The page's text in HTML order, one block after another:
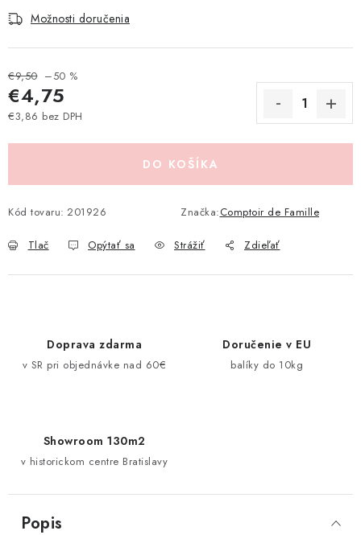
Návod na údržbu nábytku
Možnosti doručenia
€9,50 –50 %
€4,75
€3,86 bez DPH
DO KOŠÍKA
Kód tovaru: 201926 Značka:Comptoir de Famille
Tlač Opýtať sa Strážiť Zdieľať
Doprava zdarma
v SR pri objednávke nad 60€
Doručenie v EU
balíky do 10kg
Showroom 130m2
v historickom centre Bratislavy
Popis